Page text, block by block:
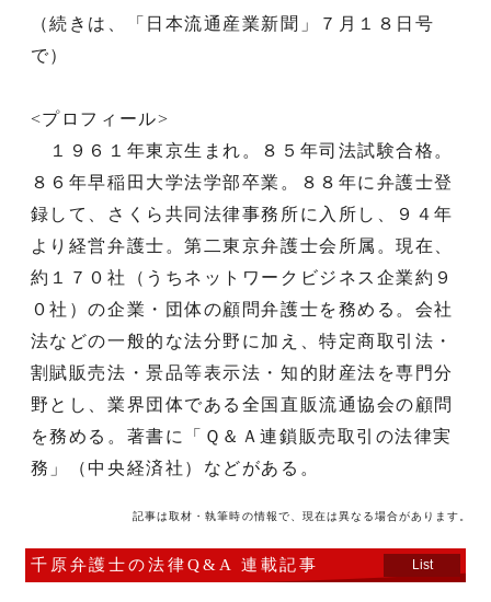
（続きは、「日本流通産業新聞」７月１８日号
で）
<プロフィール>
１９６１年東京生まれ。８５年司法試験合格。
８６年早稲田大学法学部卒業。８８年に弁護士登
録して、さくら共同法律事務所に入所し、９４年
より経営弁護士。第二東京弁護士会所属。現在、
約１７０社（うちネットワークビジネス企業約９
０社）の企業・団体の顧問弁護士を務める。会社
法などの一般的な法分野に加え、特定商取引法・
割賦販売法・景品等表示法・知的財産法を専門分
野とし、業界団体である全国直販流通協会の顧問
を務める。著書に「Ｑ＆Ａ連鎖販売取引の法律実
務」（中央経済社）などがある。
記事は取材・執筆時の情報で、現在は異なる場合があります。
千原弁護士の法律Q&A 連載記事 List